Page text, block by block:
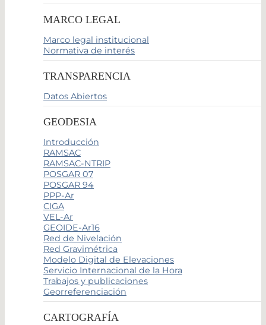
MARCO LEGAL
Marco legal institucional
Normativa de interés
TRANSPARENCIA
Datos Abiertos
GEODESIA
Introducción
RAMSAC
RAMSAC-NTRIP
POSGAR 07
POSGAR 94
PPP-Ar
CIGA
VEL-Ar
GEOIDE-Ar16
Red de Nivelación
Red Gravimétrica
Modelo Digital de Elevaciones
Servicio Internacional de la Hora
Trabajos y publicaciones
Georreferenciación
CARTOGRAFÍA